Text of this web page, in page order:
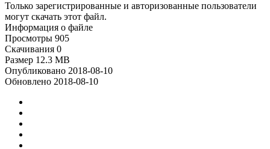
Только зарегистрированные и авторизованные пользователи
могут скачать этот файл.
Информация о файле
Просмотры 905
Скачивания 0
Размер 12.3 MB
Опубликовано 2018-08-10
Обновлено 2018-08-10